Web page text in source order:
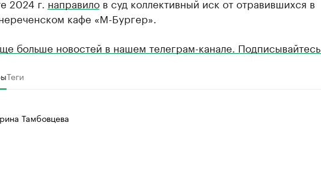
кафе «М-Бургер».
больше новостей в нашем телеграм-канале. Подписывайтесь.
Теги
Тамбовцева